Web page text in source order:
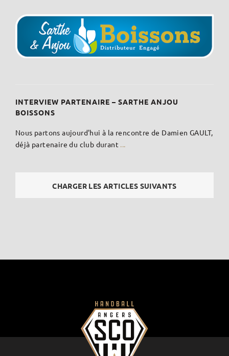
INTERVIEW PARTENAIRE – SARTHE ANJOU
BOISSONS
Nous partons aujourd'hui à la rencontre de Damien GAULT,
déjà partenaire du club durant ...
CHARGER LES ARTICLES SUIVANTS